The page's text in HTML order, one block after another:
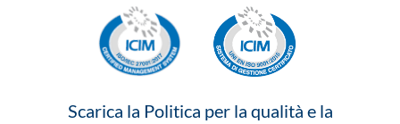
Scarica la Politica per la qualità e la